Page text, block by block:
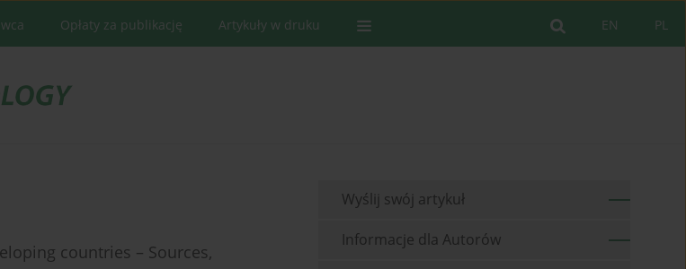
PL
EN
Opłaty za publikację Artykuły w druku
countries – Sources,
Wyślij swój artykuł
Informacje dla Autorów